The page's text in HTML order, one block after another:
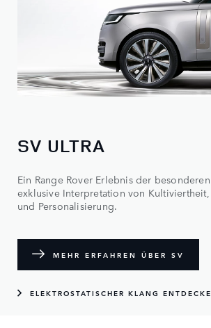
SV ULTRA
Ein Range Rover Erlebnis der
exklusive Interpretation von Kultiviertheit,
und Personalisierung.
MEHR ERFAHREN ÜBER SV
ELEKTROSTATISCHER KLANG